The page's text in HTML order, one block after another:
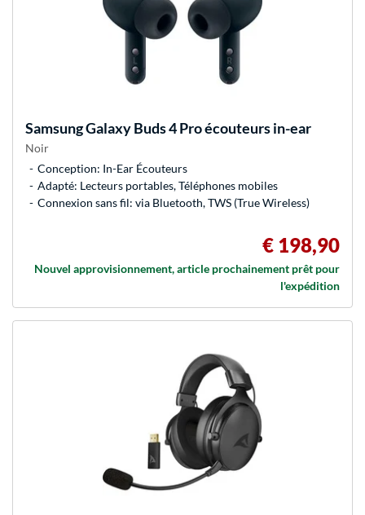
SamsungGalaxy Buds 4 Pro écouteurs in-ear
Noir
Conception: In-Ear Écouteurs
Adapté: Lecteurs portables, Téléphones mobiles
Connexion sans fil: via Bluetooth, TWS (True Wireless)
€ 198,90
Nouvel approvisionnement, article prochainement prêt pour
l'expédition